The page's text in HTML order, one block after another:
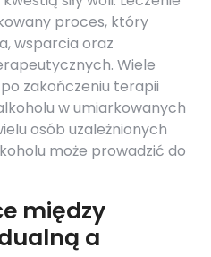
proces, który
wsparcia oraz
Wiele
zakończeniu terapii
w umiarkowanych
osób uzależnionych
może prowadzić do
między
a